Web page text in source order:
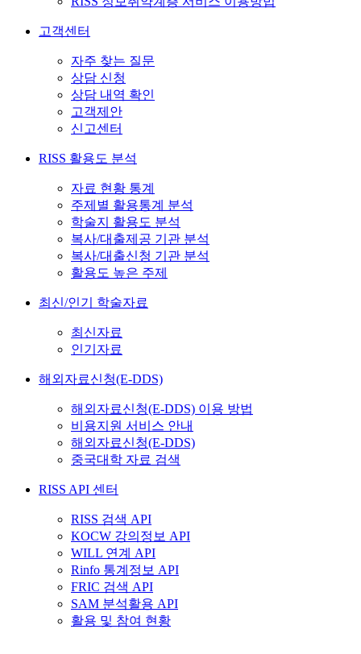
고객센터
자주 찾는 질문
상담 신청
상담 내역 확인
고객제안
신고센터
RISS 활용도 분석
자료 현황 통계
주제별 활용통계 분석
학술지 활용도 분석
복사/대출제공 기관 분석
복사/대출신청 기관 분석
활용도 높은 주제
최신/인기 학술자료
최신자료
인기자료
해외자료신청(E-DDS)
해외자료신청(E-DDS) 이용 방법
비용지원 서비스 안내
해외자료신청(E-DDS)
중국대학 자료 검색
RISS API 센터
RISS 검색 API
KOCW 강의정보 API
WILL 연계 API
Rinfo 통계정보 API
FRIC 검색 API
SAM 분석활용 API
활용 및 참여 현황